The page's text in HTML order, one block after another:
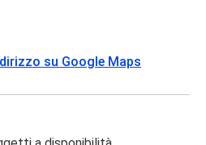
su Google Maps